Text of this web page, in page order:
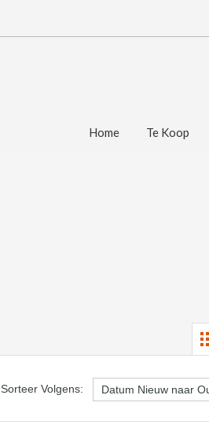
Home Te Koop
Sorteer Volgens: